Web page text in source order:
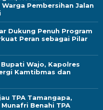
Pembersihan Jalan
Dukung Penuh Program
Peran sebagai Pilar
Wajo, Kapolres
Kamtibmas dan
TPA Tamangapa,
Benahi TPA